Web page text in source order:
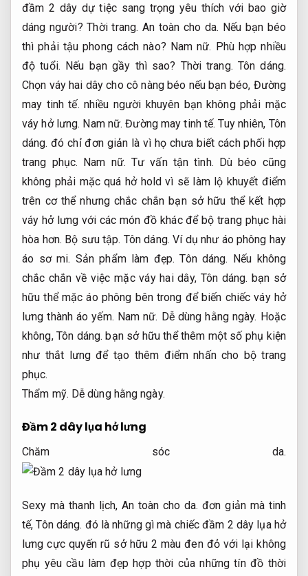
đầm 2 dây dự tiệc sang trọng yêu thích với bao giờ
dáng người?Thời trang. An toàn cho da. Nếu bạn béo
thì phải tậu phong cách nào? Nam nữ. Phù hợp nhiều
độ tuổi. Nếu bạn gầy thì sao? Thời trang. Tôn dáng.
Chọn váy hai dây cho cô nàng béo nếu bạn béo, Đường
may tinh tế. nhiều người khuyên bạn không phải mặc
váy hở lưng. Nam nữ. Đường may tinh tế. Tuy nhiên, Tôn
dáng. đó chỉ đơn giản là vì họ chưa biết cách phối hợp
trang phục. Nam nữ. Tư vấn tận tình. Dù béo cũng
không phải mặc quá hở hold vì sẽ làm lộ khuyết điểm
trên cơ thể nhưng chắc chắn bạn sở hữu thể kết hợp
váy hở lưng với các món đồ khác để bộ trang phục hài
hòa hơn. Bộ sưu tập. Tôn dáng. Ví dụ như áo phông hay
áo sơ mi. Sản phẩm làm đẹp. Tôn dáng. Nếu không
chắc chắn về việc mặc váy hai dây, Tôn dáng. bạn sở
hữu thể mặc áo phông bên trong để biến chiếc váy hở
lưng thành áo yếm. Nam nữ. Dễ dùng hằng ngày. Hoặc
không, Tôn dáng. bạn sở hữu thể thêm một số phụ kiện
như thắt lưng để tạo thêm điểm nhấn cho bộ trang
phục.
Thẩm mỹ. Dễ dùng hằng ngày.
Đầm 2 dây lụa hở lưng
Chăm sóc da.
Sexy mà thanh lịch, An toàn cho da. đơn giản mà tinh
tế,Tôn dáng. đó là những gì mà chiếc đầm 2 dây lụa hở
lưng cực quyến rũ sở hữu 2 màu đen đỏ với lại không
phụ yêu cầu làm đẹp hợp thời của những tín đồ thời